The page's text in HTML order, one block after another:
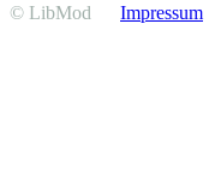
© LibMod Impressum